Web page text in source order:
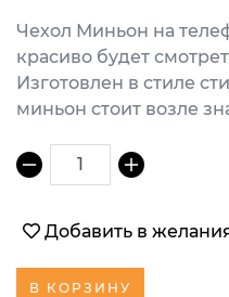
Чехол Миньон на
красиво будет
Изготовлен в стиле
миньон стоит возле
1
Добавить в
В КОРЗИНУ